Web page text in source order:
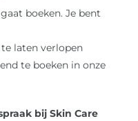
boeken. Je bent
laten verlopen
te boeken in onze
bij Skin Care